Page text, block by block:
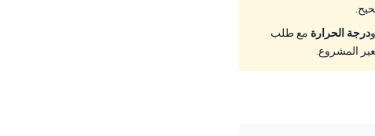
درجة الحرارة مع طلب